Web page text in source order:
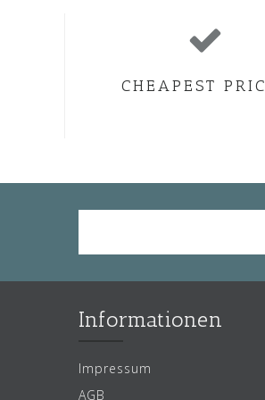
CHEAPEST
Informationen
Impressum
AGB